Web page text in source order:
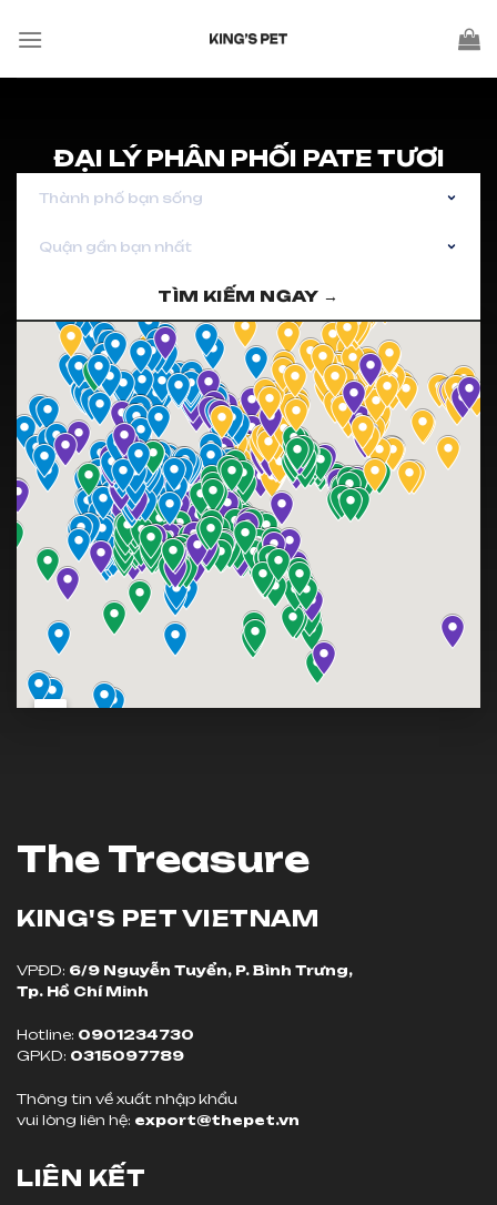
ĐẠI LÝ PHÂN PHỐI PATE TƯƠI
Thành phố bạn sống
Quận gần bạn nhất
TÌM KIẾM NGAY →
The Treasure
KING'S PET VIETNAM
VPĐD: 6/9 Nguyễn Tuyển, P. Bình Trưng,
Tp. Hồ Chí Minh
Hotline: 0901234730
GPKD: 0315097789
Thông tin về xuất nhập khẩu
vui lòng liên hệ: export@thepet.vn
LIÊN KẾT